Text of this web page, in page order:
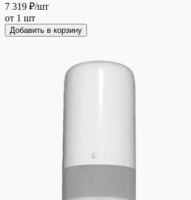
7 319 ₽/шт
от 1 шт
Добавить в корзину